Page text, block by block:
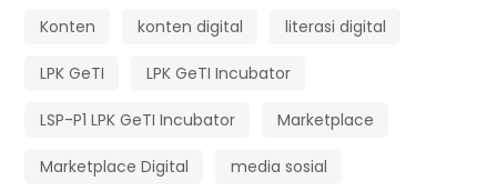
Konten konten digital literasi digital
LPK GeTI LPK GeTI Incubator
LSP-P1 LPK GeTI Incubator Marketplace
Marketplace Digital media sosial